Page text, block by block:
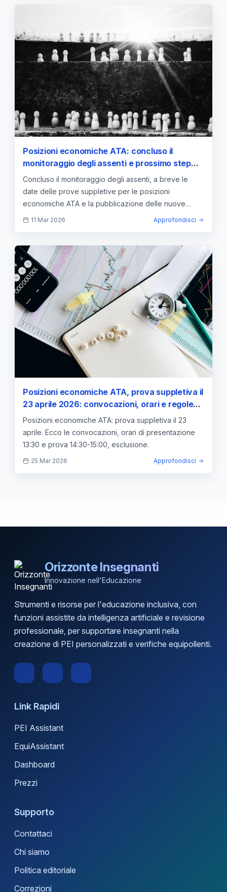
Posizioni economiche ATA: concluso il
monitoraggio degli assenti e prossimo step
per le graduatorie
Concluso il monitoraggio degli assenti, a breve le
date delle prove suppletive per le posizioni
economiche ATA e la pubblicazione delle nuove
graduatorie.
11 Mar 2026 Approfondisci
Posizioni economiche ATA, prova suppletiva il
23 aprile 2026: convocazioni, orari e regole
per non rischiare l’esclusione
Posizioni economiche ATA: prova suppletiva il 23
aprile. Ecco le convocazioni, orari di presentazione
13:30 e prova 14:30-15:00, esclusione.
25 Mar 2026 Approfondisci
Orizzonte Insegnanti
Innovazione nell'Educazione
Strumenti e risorse per l'educazione inclusiva, con
funzioni assistite da intelligenza artificiale e revisione
professionale, per supportare insegnanti nella
creazione di PEI personalizzati e verifiche equipollenti.
Link Rapidi
PEI Assistant
EquiAssistant
Dashboard
Prezzi
Supporto
Contattaci
Chi siamo
Politica editoriale
Correzioni